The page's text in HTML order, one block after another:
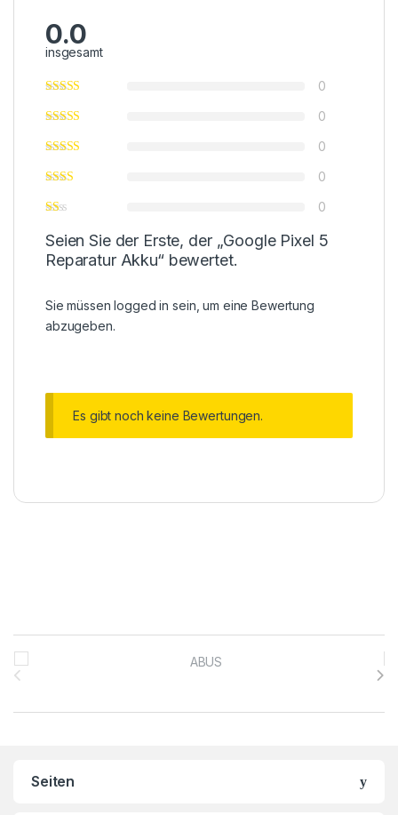
0.0
insgesamt
0
0
0
0
0
Seien Sie der Erste, der „Google Pixel 5
Reparatur Akku“ bewertet.
Sie müssenlogged in sein, um eine Bewertung
abzugeben.
Es gibt noch keine Bewertungen.
Brands Carousel
Seiten